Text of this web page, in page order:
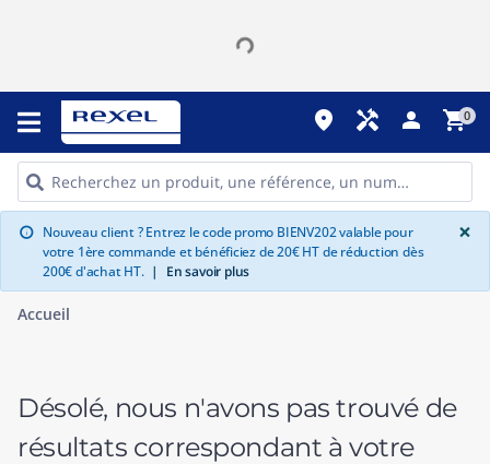
place handyman person shopping_cart0
info Nouveau client ? Entrez le code promo BIENV202 valable pour
votre 1ère commande et bénéficiez de 20€ HT de réduction dès
200€ d'achat HT. | En savoir plus
×
Accueil
Désolé, nous n'avons pas trouvé de
résultats correspondant à votre